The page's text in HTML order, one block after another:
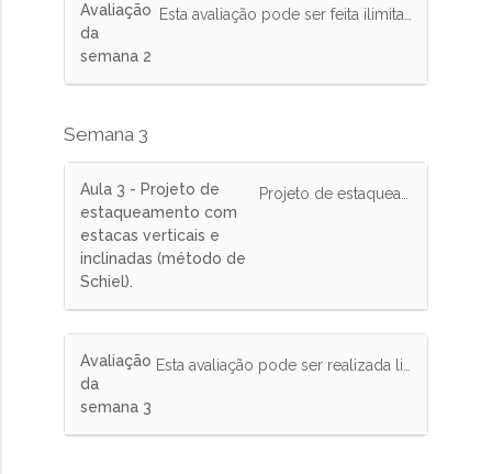
Avaliação
da
semana 2
Semana 3
Aula 3 - Projeto de
estaqueamento com
estacas verticais e
inclinadas (método de
Schiel).
Avaliação
da
semana 3